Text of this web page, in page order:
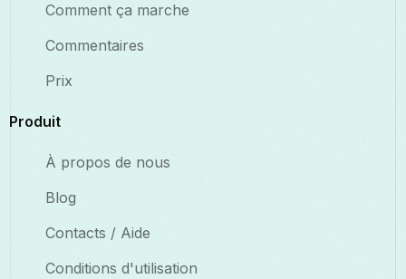
Comment ça marche
Commentaires
Prix
Produit
À propos de nous
Blog
Contacts / Aide
Conditions d'utilisation